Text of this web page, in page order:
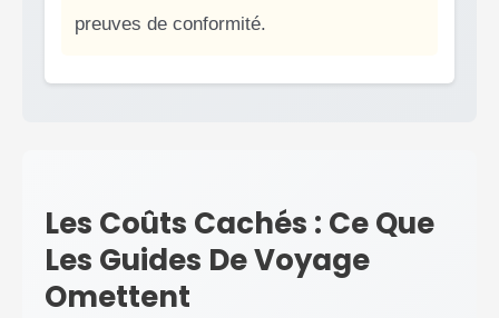
preuves de conformité.
Les Coûts Cachés : Ce Que
Les Guides De Voyage
Omettent